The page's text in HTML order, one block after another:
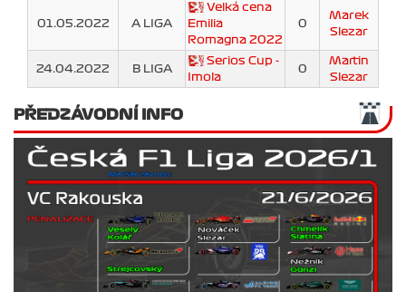
01.05.2022 A LIGA
Velká cena
Emilia
Romagna 2022
0
Marek
Slezar
24.04.2022 B LIGA
Serios Cup -
Imola
0
Martin
Slezar
PŘEDZÁVODNÍ INFO